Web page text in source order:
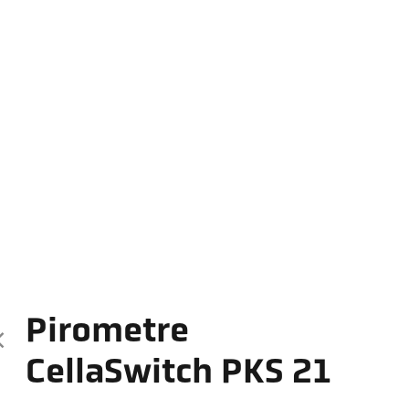
Pirometre
CellaSwitch PKS 21